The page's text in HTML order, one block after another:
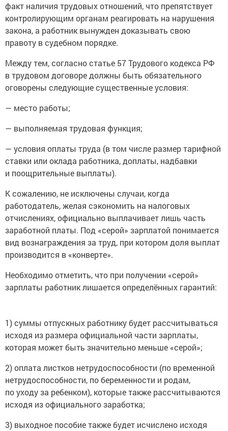
факт наличия трудовых отношений, что препятствует
контролирующим органам реагировать на нарушения
закона, а работник вынужден доказывать свою
правоту в судебном порядке.
Между тем, согласно статье 57 Трудового кодекса РФ
в трудовом договоре должны быть обязательного
оговорены следующие существенные условия:
— место работы;
— выполняемая трудовая функция;
— условия оплаты труда (в том числе размер тарифной
ставки или оклада работника, доплаты, надбавки
и поощрительные выплаты).
К сожалению, не исключены случаи, когда
работодатель, желая сэкономить на налоговых
отчислениях, официально выплачивает лишь часть
заработной платы. Под «серой» зарплатой понимается
вид вознаграждения за труд, при котором доля выплат
производится в «конверте».
Необходимо отметить, что при получении «серой»
зарплаты работник лишается определённых гарантий:
1) суммы отпускных работнику будет рассчитываться
исходя из размера официальной части зарплаты,
которая может быть значительно меньше «серой»;
2) оплата листков нетрудоспособности (по временной
нетрудоспособности, по беременности и родам,
по уходу за ребенком), которые также рассчитываются
исходя из официального заработка;
3) выходное пособие также будет исчислено исходя